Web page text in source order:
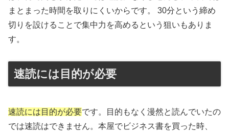
まとまった時間を取りにくいからです。 30分という締め
切りを設けることで集中力を高めるという狙いもありま
す。
速読には目的が必要
速読には目的が必要です。目的もなく漫然と読んでいたの
では速読はできません。本屋でビジネス書を買った時、